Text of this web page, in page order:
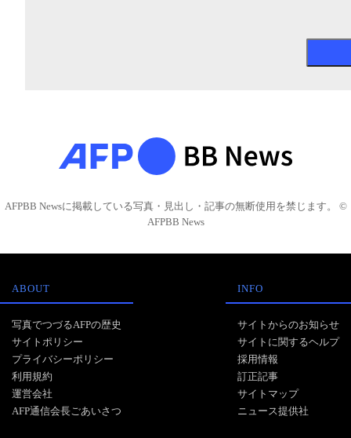
AFPBB Newsに掲載している写真・見出し・記事の無断使用を禁じます。 ©
AFPBB News
ABOUT
写真でつづるAFPの歴史
サイトポリシー
プライバシーポリシー
利用規約
運営会社
AFP通信会長ごあいさつ
INFO
サイトからのお知らせ
サイトに関するヘルプ
採用情報
訂正記事
サイトマップ
ニュース提供社